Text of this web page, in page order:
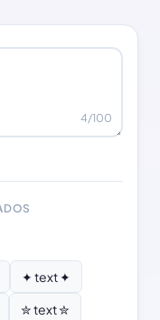
4/100
✦ text ✦
✮ text ✮